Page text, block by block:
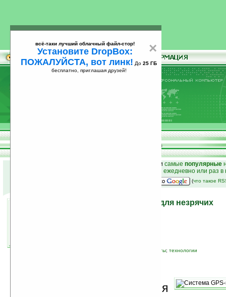
25
и самые популярные
на email ежедневно или раз
(что такое
Система GPS-навигации для незрячих
прочие гаджеты; технологии
роблемы передвижения
×
всё-таки лучший облачный файл-стор!
Установите DropBox:
ПОЖАЛУЙСТА, вот линк! До 25 ГБ
бесплатно, приглашая друзей!